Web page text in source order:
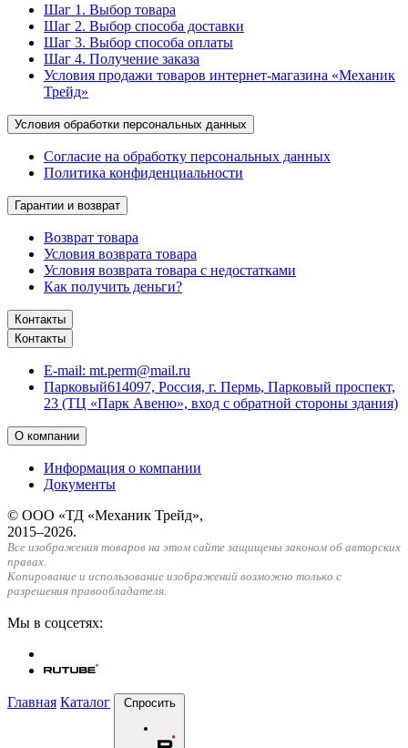
Шаг 1. Выбор товара
Шаг 2. Выбор способа доставки
Шаг 3. Выбор способа оплаты
Шаг 4. Получение заказа
Условия продажи товаров интернет-магазина «Механик
Трейд»
Условия обработки персональных данных
Согласие на обработку персональных данных
Политика конфиденциальности
Гарантии и возврат
Возврат товара
Условия возврата товара
Условия возврата товара с недостатками
Как получить деньги?
Контакты
Контакты
E-mail: mt.perm@mail.ru
Парковый614097, Россия, г. Пермь, Парковый проспект,
23 (ТЦ «Парк Авеню», вход с обратной стороны здания)
О компании
Информация о компании
Документы
© ООО «ТД «Механик Трейд»,
2015–2026.
Все изображения товаров на этом сайте защищены законом об авторских
правах.
Копирование и использование изображений возможно только с
разрешения правообладателя.
Мы в соцсетях:
Главная Каталог Спросить